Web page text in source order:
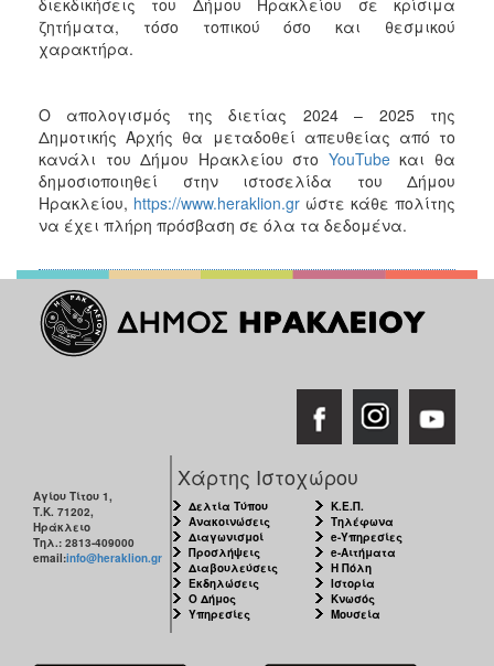
ζητήματα, τόσο τοπικού όσο και θεσμικού
χαρακτήρα.
Ο απολογισμός της διετίας 2024 – 2025 της
Δημοτικής Αρχής θα μεταδοθεί απευθείας από το
κανάλι του Δήμου Ηρακλείου στο YouTubeκαι θα
δημοσιοποιηθεί στην ιστοσελίδα του Δήμου
Ηρακλείου, https://www.heraklion.gr ώστε κάθε πολίτης
να έχει πλήρη πρόσβαση σε όλα τα δεδομένα.
Αγίου Τίτου 1,
Τ.Κ. 71202,
Ηράκλειο
Τηλ.: 2813-409000
email:info@heraklion.gr
Χάρτης Ιστοχώρου
Δελτία Τύπου
Ανακοινώσεις
Διαγωνισμοί
Προσλήψεις
Διαβουλεύσεις
Εκδηλώσεις
Ο Δήμος
Υπηρεσίες
Κ.Ε.Π.
Τηλέφωνα
e-Υπηρεσίες
e-Αιτήματα
Η Πόλη
Ιστορία
Κνωσός
Μουσεία